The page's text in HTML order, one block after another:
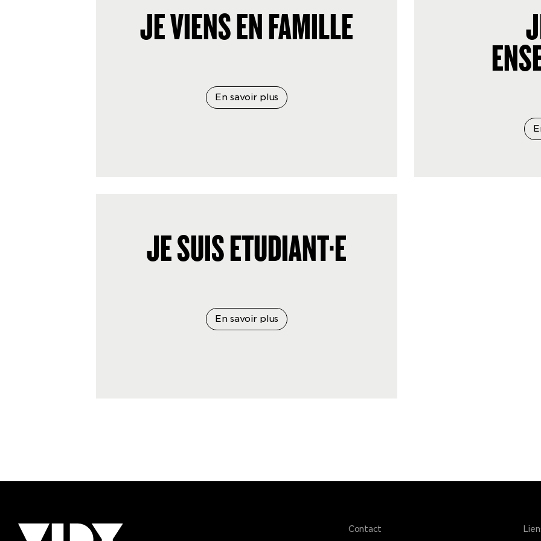
JE VIENS EN FAMILLE
En savoir plus
JE SUIS ÉTUDIANT·E
En savoir plus
Contact